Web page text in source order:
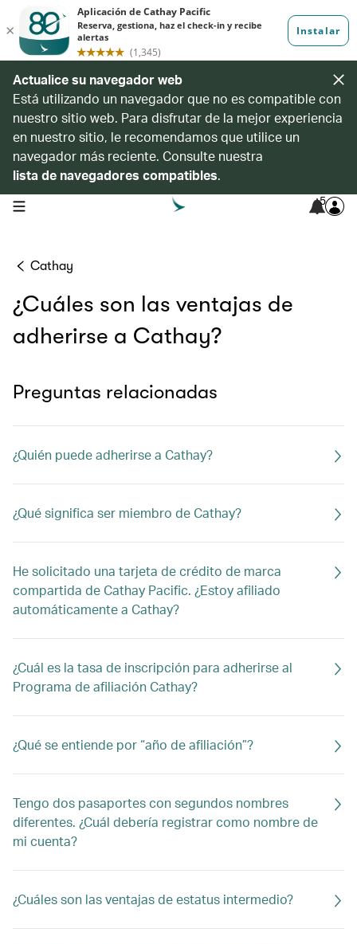
Actualice su navegador web
Está utilizando un navegador que no es compatible con
nuestro sitio web. Para disfrutar de la mejor experiencia
en nuestro sitio, le recomendamos que utilice un
navegador más reciente. Consulte nuestra
lista de navegadores compatibles.
open navigation menu 5
Cathay
¿Cuáles son las ventajas de
adherirse a Cathay?
Preguntas relacionadas
¿Quién puede adherirse a Cathay?
¿Qué significa ser miembro de Cathay?
He solicitado una tarjeta de crédito de marca
compartida de Cathay Pacific. ¿Estoy afiliado
automáticamente a Cathay?
¿Cuál es la tasa de inscripción para adherirse al
Programa de afiliación Cathay?
¿Qué se entiende por “año de afiliación”?
Tengo dos pasaportes con segundos nombres
diferentes. ¿Cuál debería registrar como nombre de
mi cuenta?
¿Cuáles son las ventajas de estatus intermedio?